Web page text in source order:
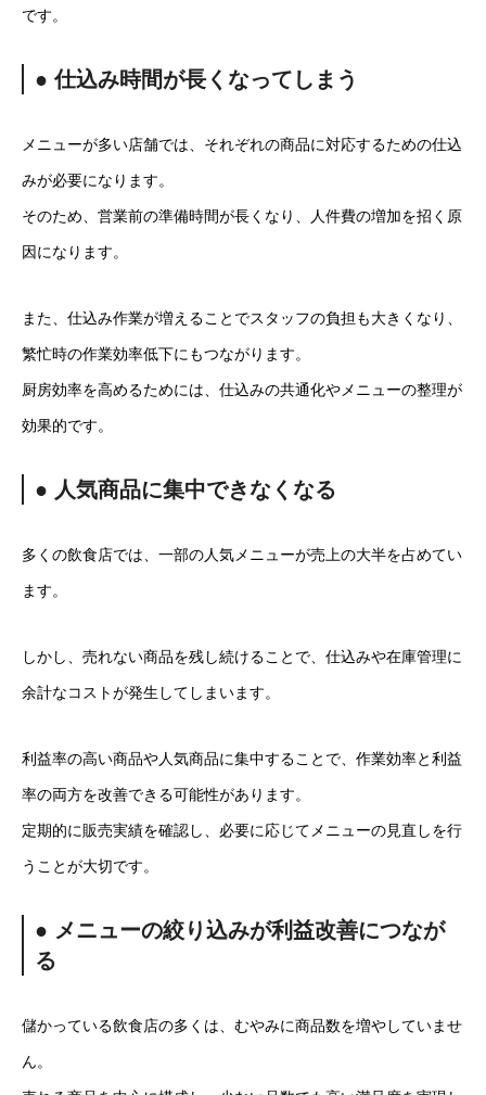
です。
● 仕込み時間が長くなってしまう
メニューが多い店舗では、それぞれの商品に対応するための仕込
みが必要になります。
そのため、営業前の準備時間が長くなり、人件費の増加を招く原
因になります。
また、仕込み作業が増えることでスタッフの負担も大きくなり、
繁忙時の作業効率低下にもつながります。
厨房効率を高めるためには、仕込みの共通化やメニューの整理が
効果的です。
● 人気商品に集中できなくなる
多くの飲食店では、一部の人気メニューが売上の大半を占めてい
ます。
しかし、売れない商品を残し続けることで、仕込みや在庫管理に
余計なコストが発生してしまいます。
利益率の高い商品や人気商品に集中することで、作業効率と利益
率の両方を改善できる可能性があります。
定期的に販売実績を確認し、必要に応じてメニューの見直しを行
うことが大切です。
● メニューの絞り込みが利益改善につなが
る
儲かっている飲食店の多くは、むやみに商品数を増やしていませ
ん。